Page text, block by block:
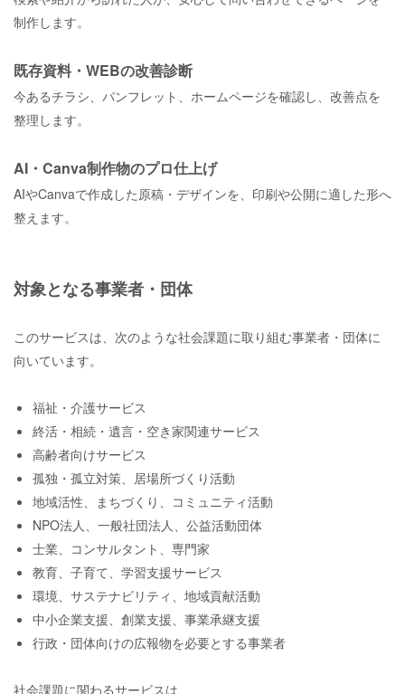
制作します。
既存資料・WEBの改善診断
今あるチラシ、パンフレット、ホームページを確認し、改善点を
整理します。
AI・Canva制作物のプロ仕上げ
AIやCanvaで作成した原稿・デザインを、印刷や公開に適した形へ
整えます。
対象となる事業者・団体
このサービスは、次のような社会課題に取り組む事業者・団体に
向いています。
福祉・介護サービス
終活・相続・遺言・空き家関連サービス
高齢者向けサービス
孤独・孤立対策、居場所づくり活動
地域活性、まちづくり、コミュニティ活動
NPO法人、一般社団法人、公益活動団体
士業、コンサルタント、専門家
教育、子育て、学習支援サービス
環境、サステナビリティ、地域貢献活動
中小企業支援、創業支援、事業承継支援
行政・団体向けの広報物を必要とする事業者
社会課題に関わるサービスは、